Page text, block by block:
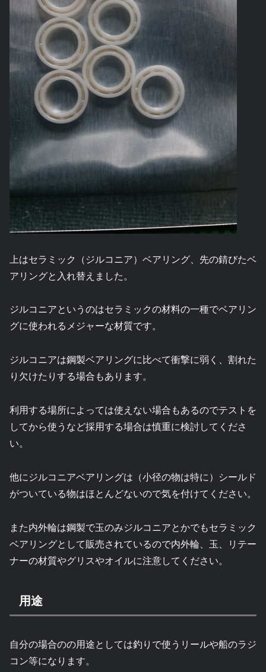
上はセラミック（ジルコニア）ベアリング、先の錆びたベ
アリングと入れ替えました。
ジルコニアというのはセラミックの材料の一種でベアリン
グに使われるメジャーな材質です。
ジルコニアは鋼製ベアリングに比べて衝撃に弱く、割れた
り欠けたりする場合もあります。
利用する場所によっては使えない場合もあるのでテストを
してから使うなど採用する場合は慎重に検討してくださ
い。
他にジルコニアベアリングは（小径の物は特に）シールド
がついている物はほとんどないので気を付けてください。
また内外輪は鋼製で玉のみジルコニアとかでもセラミック
ベアリングとして販売されているので内外輪、玉、リテー
ナーの材質やグリスやオイルに注意してください。
用途
自分の場合のの用途としては釣りで使うリールや船のラジ
コン等になります。